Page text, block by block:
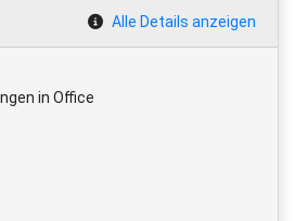
Alle Details anzeigen
in Office